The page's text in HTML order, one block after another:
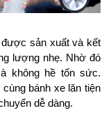
được sản xuất và kết
lượng nhẹ. Nhờ đó
không hề tốn sức.
bánh xe lăn tiện
dễ dàng.